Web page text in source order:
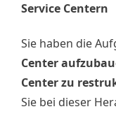
Service Centern
Sie haben die
Center
Center zu
Sie bei dieser